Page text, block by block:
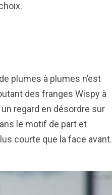
plumes à plumes n’est
des franges Wispy à
regard en désordre sur
le motif de part et
courte que la face avant.